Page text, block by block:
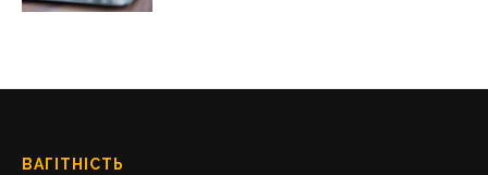
ВАГІТНІСТЬ